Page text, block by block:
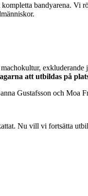
bandyarena. Vi
att utbildas på
Gustafsson och Moa
Nu vill vi fortsätta